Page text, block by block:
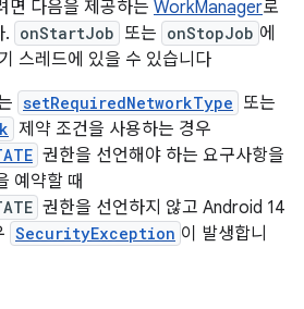
면 다음을 제공하는 WorkManager로
. onStartJob 또는 onStopJob 에
스레드에 있을 수 있습니다
setRequiredNetworkType 또는
제약 조건을 사용하는 경우
권한을 선언해야 하는 요구사항을
예약할 때
권한을 선언하지 않고 Android 14
SecurityException 이 발생합니